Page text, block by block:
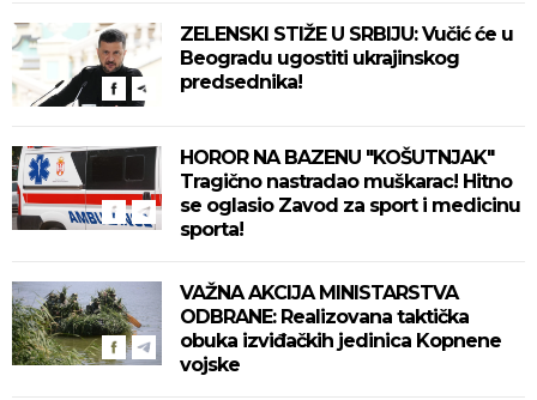
ZELENSKI STIŽE U SRBIJU: Vučić će u
Beogradu ugostiti ukrajinskog
predsednika!
HOROR NA BAZENU "KOŠUTNJAK"
Tragično nastradao muškarac! Hitno
se oglasio Zavod za sport i medicinu
sporta!
VAŽNA AKCIJA MINISTARSTVA
ODBRANE: Realizovana taktička
obuka izviđačkih jedinica Kopnene
vojske